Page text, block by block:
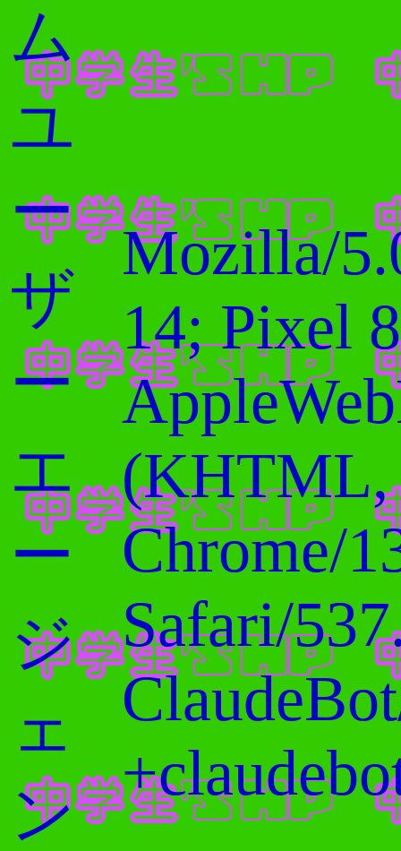
ム
ユ
ー
ザ
ー
エ
ー
ジ
ェ
ン
Mozilla/
14; Pixel
(KHTML,
Chrome/
Safari/